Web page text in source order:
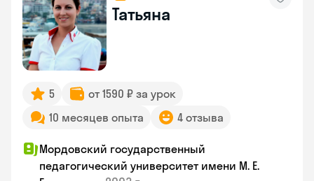
Татьяна
5
от 1590 ₽ за урок
10 месяцев опыта
4 отзыва
Мордовский государственный
педагогический университет имени М. Е.